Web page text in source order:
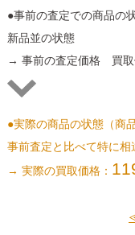
●事前の査定での商品の
新品並の状態
→ 事前の査定価格 買取
●実際の商品の状態（商
事前査定と比べて特に相
→ 実際の買取価格：